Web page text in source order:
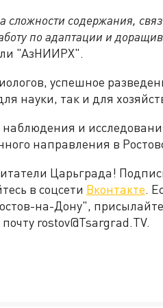
сложности содержания,
по адаптации и
"АзНИИРХ".
успешное
науки, так и для
и
направления в
Царьграда!
в соцсети Вконтакте.
на-Дону",
rostov@Tsargrad.ТV.